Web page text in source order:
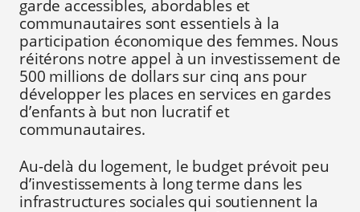
garde accessibles, abordables et
communautaires sont essentiels à la
participation économique des femmes. Nous
réitérons notre appel à un investissement de
500 millions de dollars sur cinq ans pour
développer les places en services en gardes
d’enfants à but non lucratif et
communautaires.
Au-delà du logement, le budget prévoit peu
d’investissements à long terme dans les
infrastructures sociales qui soutiennent la